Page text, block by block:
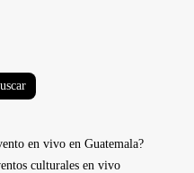
en vivo en Guatemala?
culturales en vivo